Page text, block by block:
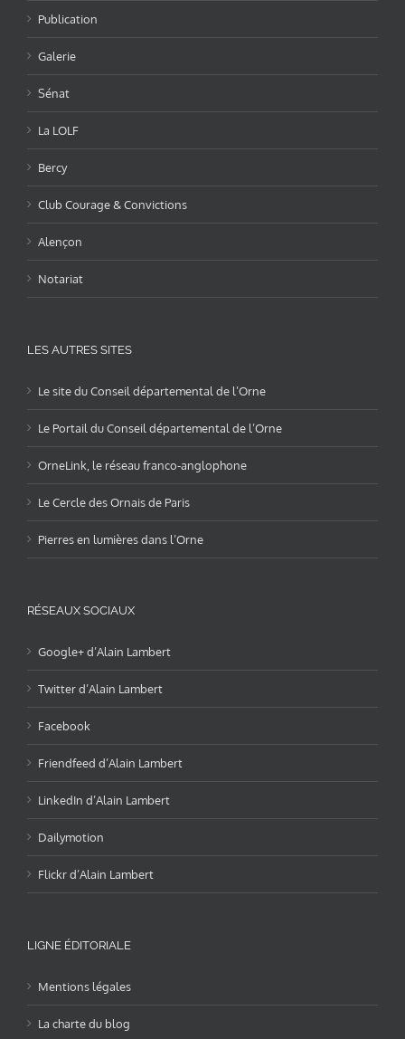
Publication
Galerie
Sénat
La LOLF
Bercy
Club Courage & Convictions
Alençon
Notariat
LES AUTRES SITES
Le site du Conseil départemental de l’Orne
Le Portail du Conseil départemental de l’Orne
OrneLink, le réseau franco-anglophone
Le Cercle des Ornais de Paris
Pierres en lumières dans l’Orne
RÉSEAUX SOCIAUX
Google+ d’Alain Lambert
Twitter d’Alain Lambert
Facebook
Friendfeed d’Alain Lambert
LinkedIn d’Alain Lambert
Dailymotion
Flickr d’Alain Lambert
LIGNE ÉDITORIALE
Mentions légales
La charte du blog